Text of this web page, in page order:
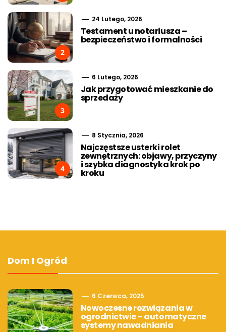
2
24 Lutego, 2026
Testament u notariusza –
bezpieczeństwo i formalności
3
6 Lutego, 2026
Jak przygotować mieszkanie do
sprzedaży
4
8 Stycznia, 2026
Najczęstsze usterki rolet
zewnętrznych: objawy, przyczyny
i szybka diagnostyka krok po
kroku
Dom I Ogród
6 Czerwca, 2025
Nowoczesne rozwiązania w
ogrodnictwie – automatyczne
systemy nawadniania